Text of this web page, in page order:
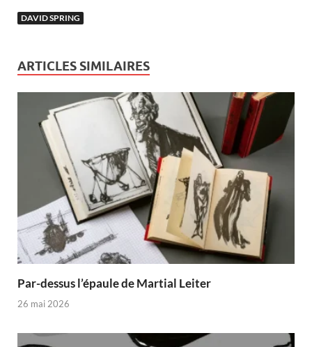
DAVID SPRING
ARTICLES SIMILAIRES
Par-dessus l’épaule de Martial Leiter
26 mai 2026